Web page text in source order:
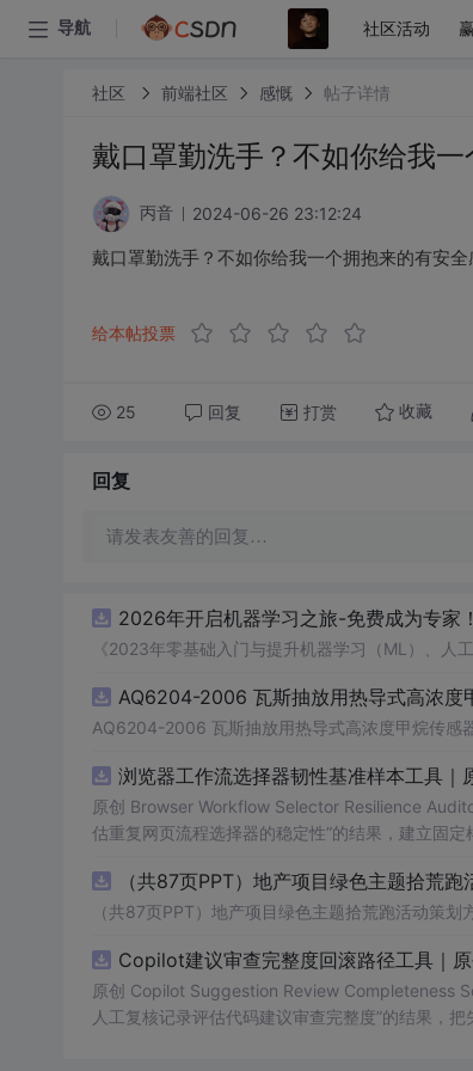
导航 社区活动
社区 前端社区 感慨 帖子详情
戴口罩勤洗手？不如你给我一
丙音 2024-06-26 23:12:24
戴口罩勤洗手？不如你给我一个拥抱来的有安全
给本帖投票
25 回复 打赏 收藏
回复
请发表友善的回复…
2026年开启机器学习之旅-免费成为专家！
《2023年零基础入门与提升机器学习（ML）、人
AQ6204-2006 瓦斯抽放用热导式高浓度
AQ6204-2006 瓦斯抽放用热导式高浓度甲烷传感
浏览器工作流选择器韧性基准样本工具｜
原创 Browser Workflow Selector Resilience
估重复网页流程选择器的稳定性”的结果，建立固
图、README、运行说明、MIT License及原创授
第三方运行依赖。
（共87页PPT）地产项目绿色主题拾荒
（共87页PPT）地产项目绿色主题拾荒跑活动策划
Copilot建议审查完整度回滚路径工具｜
原创 Copilot Suggestion Review Completeness
人工复核记录评估代码建议审查完整度”的结果，